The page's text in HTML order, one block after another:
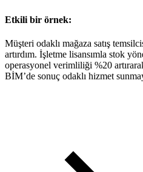
Etkili bir örnek:
Müşteri odaklı mağaza satış
artırdım. İşletme lisansımla stok
operasyonel verimliliği %20
BİM’de sonuç odaklı hizmet